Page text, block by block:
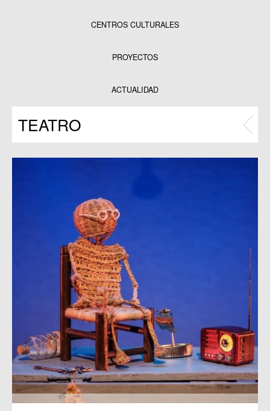
CENTROS CULTURALES
PROYECTOS
Programas
ACTUALIDAD
TEATRO